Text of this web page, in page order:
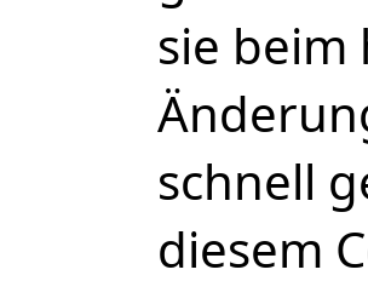
sie beim
schnell
diesem